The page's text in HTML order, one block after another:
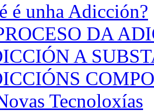
é unha Adicción?
DA
A
Tecnoloxías